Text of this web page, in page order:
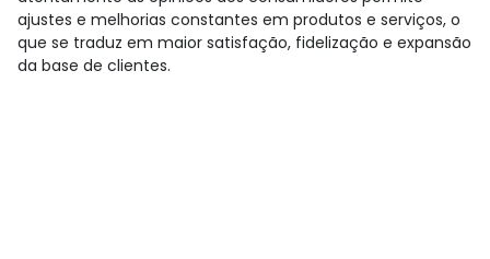
ajustes e melhorias constantes em produtos e serviços, o
que se traduz em maior satisfação, fidelização e expansão
da base de clientes.